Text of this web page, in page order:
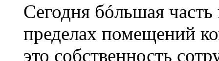
Сегодня бóльшая
пределах помещений
это собственность